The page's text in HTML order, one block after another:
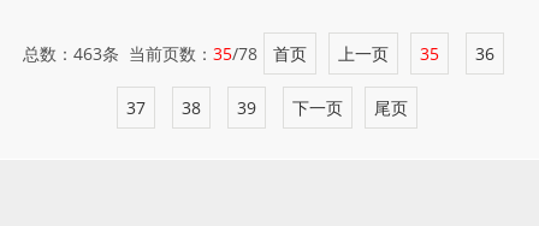
总数：463条 当前页数：35/78 首页 上一页 35 36
37 38 39 下一页 尾页